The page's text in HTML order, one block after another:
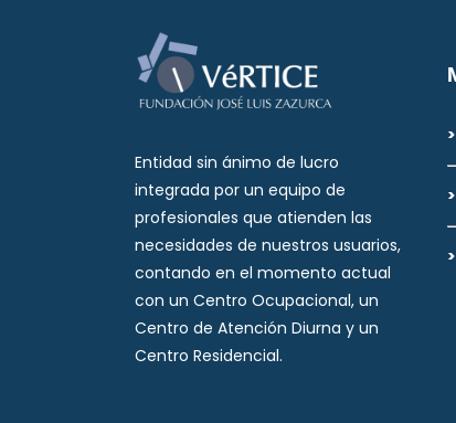
Entidad sin ánimo de lucro
integrada por un equipo de
profesionales que atienden las
necesidades de nuestros usuarios,
contando en el momento actual
con un Centro Ocupacional, un
Centro de Atención Diurna y un
Centro Residencial.
>
>
>